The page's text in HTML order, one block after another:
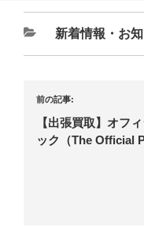
新着情報・お
前の記事:
【出張買取】オフ
ック（The Official